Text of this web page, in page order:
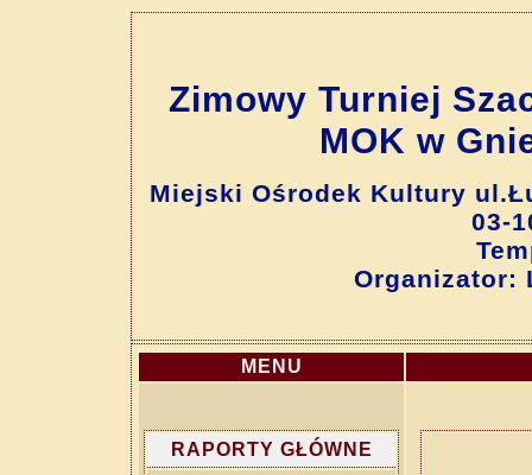
Zimowy Turniej
MOK w
Miejski Ośrodek Kultury
03-
Organizator:
MENU
RAPORTY GŁÓWNE